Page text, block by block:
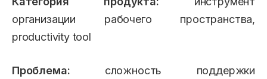
организации рабочего пространства,
productivity tool
Проблема: сложность поддержки